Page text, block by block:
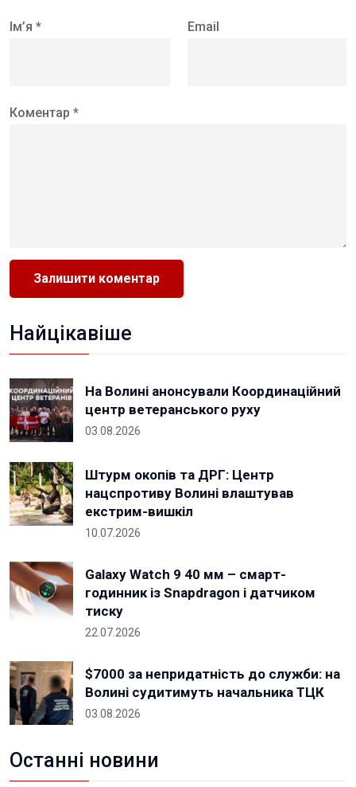
Ім’я * Email
Коментар *
Найцікавіше
На Волині анонсували Координаційний
центр ветеранського руху
03.08.2026
Штурм окопів та ДРГ: Центр
нацспротиву Волині влаштував
екстрим-вишкіл
10.07.2026
Galaxy Watch 9 40 мм – смарт-
годинник із Snapdragon і датчиком
тиску
22.07.2026
$7000 за непридатність до служби: на
Волині судитимуть начальника ТЦК
03.08.2026
Останні новини